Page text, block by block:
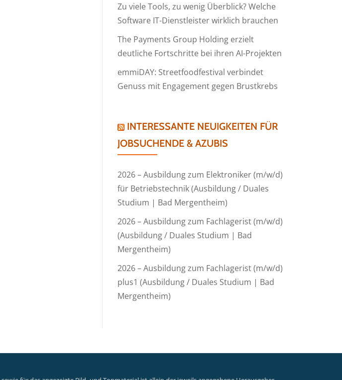
Zu viele Tools, zu wenig Überblick? Welche
Software IT-Dienstleister wirklich brauchen
The Payments Group Holding erzielt
deutliche Fortschritte bei ihren AI-Projekten
emmiDAY: Streetfoodfestival verbindet
Genuss mit Engagement gegen Brustkrebs
INTERESSANTE NEUIGKEITEN FÜR
JOBSUCHENDE & AZUBIS
2026 – Ausbildung zum Elektroniker (m/w/d)
für Betriebstechnik (Ausbildung / Duales
Studium | Bad Mergentheim)
2026 – Ausbildung zum Fachlagerist (m/w/d)
(Ausbildung / Duales Studium | Bad
Mergentheim)
2026 – Ausbildung zum Fachlagerist (m/w/d)
plus1 (Ausbildung / Duales Studium | Bad
Mergentheim)